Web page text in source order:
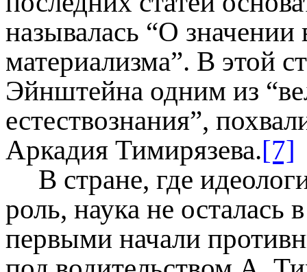
называлась “О
материализма”. В этой
Эйнштейна одним из
естествознания”,
Аркадия Тимирязева.[7]
В стране, где
роль, наука не осталась
первыми начали